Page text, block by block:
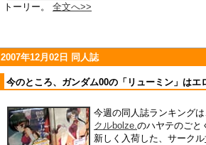
トーリー。 全文へ>>
2007年12月02日 同人誌
今のところ、ガンダム00の「リューミン」はエ
今週の同人誌ランキング
クルbolze.のハヤテのごと
新しく入荷した、サークル